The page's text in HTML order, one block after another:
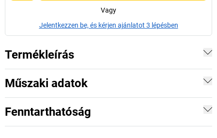
Vagy
Jelentkezzen be, és kérjen ajánlatot 3 lépésben
Termékleírás
Műszaki adatok
Fenntarthatóság